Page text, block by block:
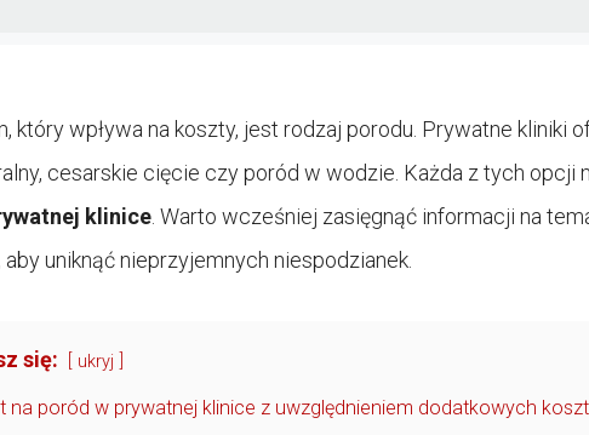
który wpływa na koszty, jest rodzaj porodu. Prywatne kliniki
cesarskie cięcie czy poród w wodzie. Każda z tych opcji
klinice . Warto wcześniej zasięgnąć informacji na
uniknąć nieprzyjemnych niespodzianek.
się: ukryj
na poród w prywatnej klinice z uwzględnieniem dodatkowych